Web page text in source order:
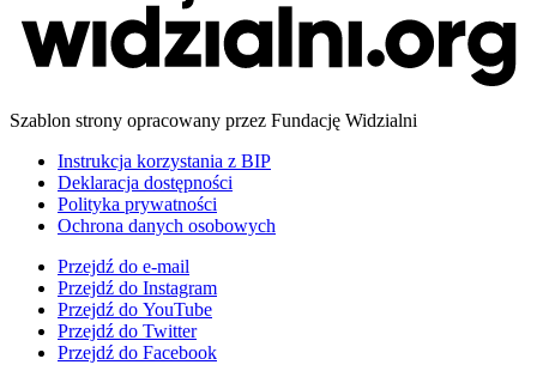
Szablon strony opracowany przez Fundację Widzialni
Instrukcja korzystania z BIP
Deklaracja dostępności
Polityka prywatności
Ochrona danych osobowych
Przejdź do e-mail
Przejdź do Instagram
Przejdź do YouTube
Przejdź do Twitter
Przejdź do Facebook